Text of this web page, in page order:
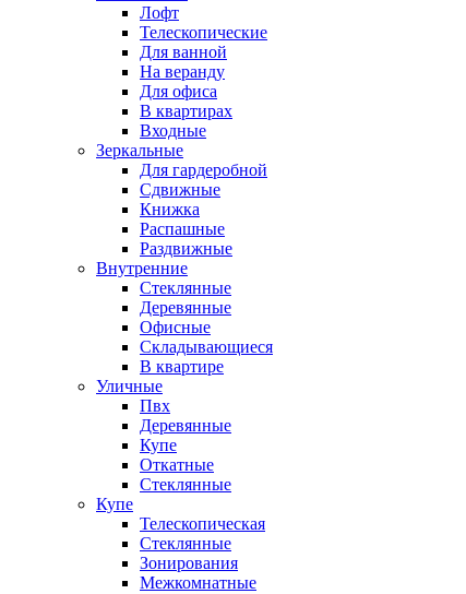
Лофт
Телескопические
Для ванной
На веранду
Для офиса
В квартирах
Входные
Зеркальные
Для гардеробной
Сдвижные
Книжка
Распашные
Раздвижные
Внутренние
Стеклянные
Деревянные
Офисные
Складывающиеся
В квартире
Уличные
Пвх
Деревянные
Купе
Откатные
Стеклянные
Купе
Телескопическая
Стеклянные
Зонирования
Межкомнатные